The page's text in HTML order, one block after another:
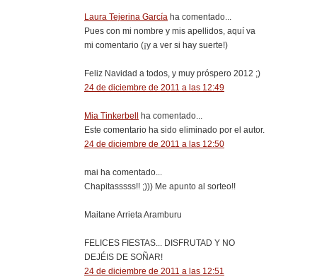
Laura Tejerina García ha comentado...
Pues con mi nombre y mis apellidos, aquí va
mi comentario (¡y a ver si hay suerte!)
Feliz Navidad a todos, y muy próspero 2012 ;)
24 de diciembre de 2011 a las 12:49
Mia Tinkerbell
ha comentado...
Este comentario ha sido eliminado por el autor.
24 de diciembre de 2011 a las 12:50
mai ha comentado...
Chapitasssss!! ;))) Me apunto al sorteo!!
Maitane Arrieta Aramburu
FELICES FIESTAS... DISFRUTAD Y NO
DEJÉIS DE SOÑAR!
24 de diciembre de 2011 a las 12:51